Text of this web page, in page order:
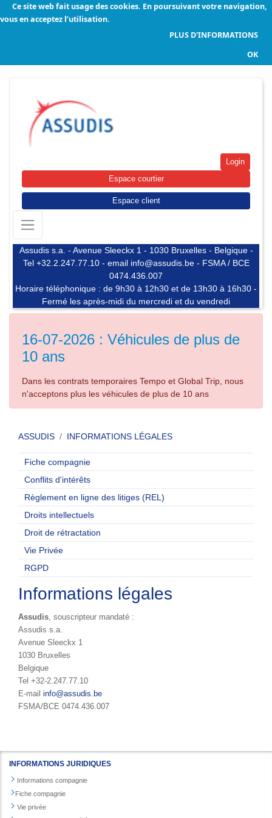
Ce site web fait usage des cookies. En poursuivant votre navigation,
vous en acceptez l’utilisation.
PLUS D'INFORMATIONS
OK
Login
Espace courtier
Espace client
Assudis s.a. - Avenue Sleeckx 1 - 1030 Bruxelles - Belgique -
Tel +32.2.247.77.10 - email info@assudis.be - FSMA / BCE
0474.436.007
Horaire téléphonique : de 9h30 à 12h30 et de 13h30 à 16h30 -
Fermé les après-midi du mercredi et du vendredi
16-07-2026 : Véhicules de plus de
10 ans
Dans les contrats temporaires Tempo et Global Trip, nous
n'acceptons plus les véhicules de plus de 10 ans
ASSUDIS INFORMATIONS LÉGALES
Fiche compagnie
Conflits d'intérêts
Règlement en ligne des litiges (REL)
Droits intellectuels
Droit de rétractation
Vie Privée
RGPD
Informations légales
Assudis , souscripteur mandaté :
Assudis s.a.
Avenue Sleeckx 1
1030 Bruxelles
Belgique
Tel +32-2.247.77.10
E-mail info@assudis.be
FSMA/BCE 0474.436.007
INFORMATIONS JURIDIQUES
Informations compagnie
Fiche compagnie
Vie privée